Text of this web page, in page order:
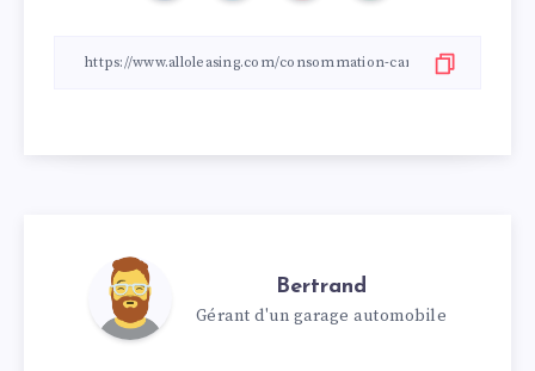
Bertrand
Gérant d'un garage automobile